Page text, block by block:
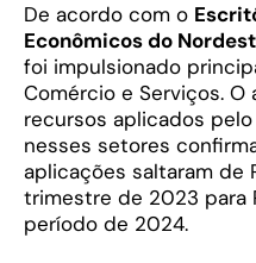
De acordo com o
Econômicos do
foi impulsionado
Comércio e Serviços. O
recursos aplicados
nesses setores
aplicações saltaram de
trimestre de 2023 para
período de 2024.